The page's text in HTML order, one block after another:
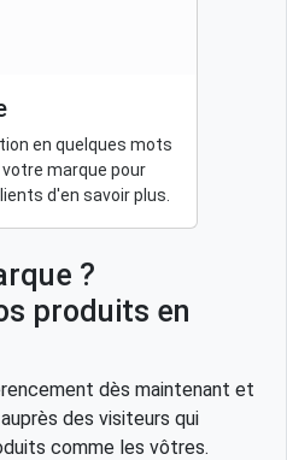
en quelques mots
marque pour
d'en savoir plus.
?
produits en
dès maintenant et
des visiteurs qui
comme les vôtres.